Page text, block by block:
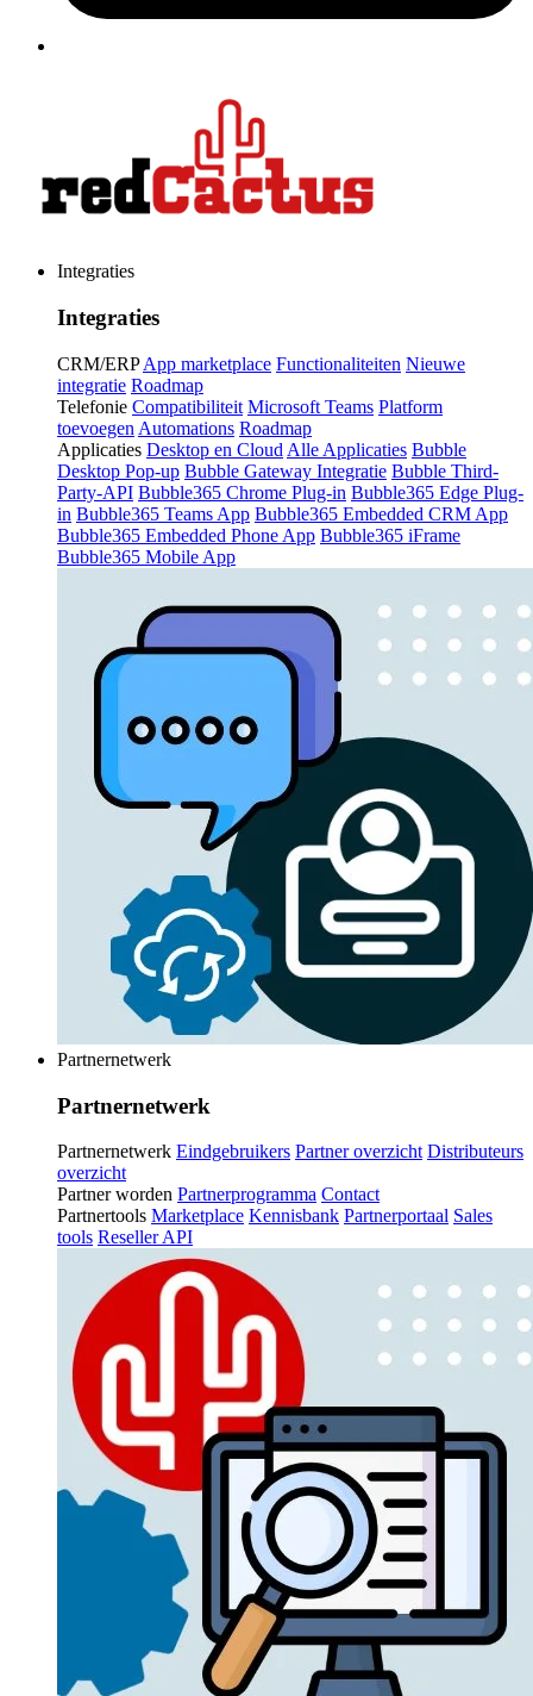
Integraties
Integraties
CRM/ERP App marketplace Functionaliteiten Nieuwe
integratie Roadmap
Telefonie Compatibiliteit Microsoft Teams Platform
toevoegen Automations Roadmap
Applicaties Desktop en Cloud Alle Applicaties Bubble
Desktop Pop-up Bubble Gateway Integratie Bubble Third-
Party-API Bubble365 Chrome Plug-in Bubble365 Edge Plug-
in Bubble365 Teams App Bubble365 Embedded CRM App
Bubble365 Embedded Phone App Bubble365 iFrame
Bubble365 Mobile App
Partnernetwerk
Partnernetwerk
Partnernetwerk Eindgebruikers Partner overzicht Distributeurs
overzicht
Partner worden Partnerprogramma Contact
Partnertools Marketplace Kennisbank Partnerportaal Sales
tools Reseller API